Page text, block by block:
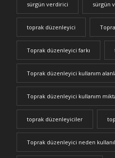
sürgün verdirici sürgün
toprak düzenleyici
Toprak düzenleyici farkı
Toprak düzenleyici kullanım
Toprak düzenleyici kullanım
toprak düzenleyiciler
Toprak düzenleyici neden